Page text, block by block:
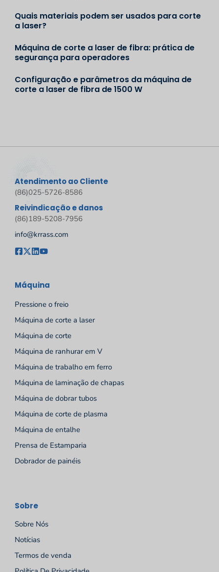
Quais materiais podem ser usados para corte
a laser?
Máquina de corte a laser de fibra: prática de
segurança para operadores
Configuração e parâmetros da máquina de
corte a laser de fibra de 1500 W
Atendimento ao Cliente
(86)025-5726-8586
Reivindicação e danos
(86)189-5208-7956
info@krrass.com
Máquina
Pressione o freio
Máquina de corte a laser
Máquina de corte
Máquina de ranhurar em V
Máquina de trabalho em ferro
Máquina de laminação de chapas
Máquina de dobrar tubos
Máquina de corte de plasma
Máquina de entalhe
Prensa de Estamparia
Dobrador de painéis
Sobre
Sobre Nós
Notícias
Termos de venda